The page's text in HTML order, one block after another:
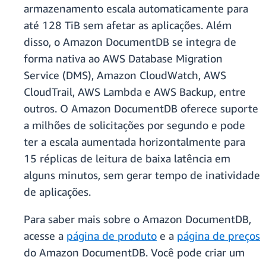
armazenamento escala automaticamente para
até 128 TiB sem afetar as aplicações. Além
disso, o Amazon DocumentDB se integra de
forma nativa ao AWS Database Migration
Service (DMS), Amazon CloudWatch, AWS
CloudTrail, AWS Lambda e AWS Backup, entre
outros. O Amazon DocumentDB oferece suporte
a milhões de solicitações por segundo e pode
ter a escala aumentada horizontalmente para
15 réplicas de leitura de baixa latência em
alguns minutos, sem gerar tempo de inatividade
de aplicações.
Para saber mais sobre o Amazon DocumentDB,
acesse a página de produto e a página de preços
do Amazon DocumentDB. Você pode criar um